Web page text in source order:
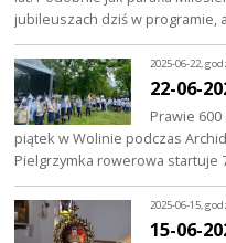
jubileuszach dziś w programie,
2025-06-22,
22-06-
Prawie
piątek w Wolinie podczas
Pielgrzymka rowerowa startuje
2025-06-15,
15-06-